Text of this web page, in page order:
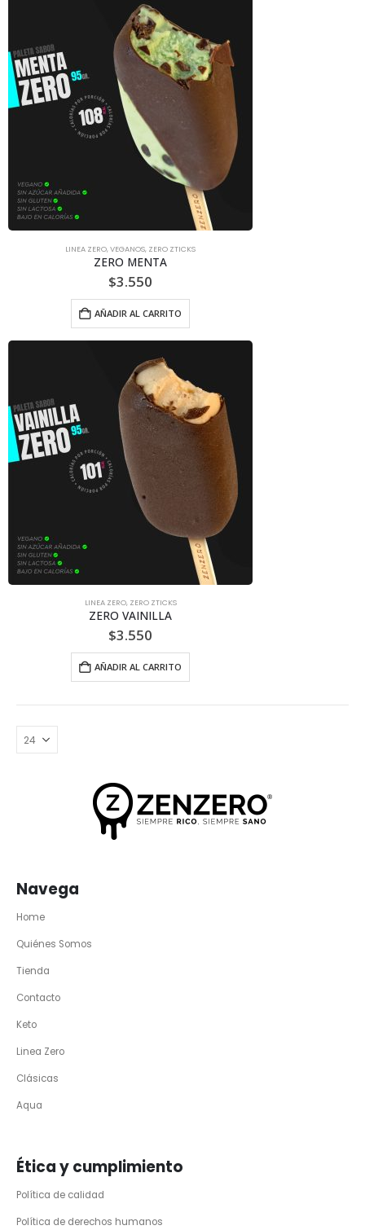
LINEA ZERO,VEGANOS, ZERO ZTICKS
ZERO MENTA
$3.550
AÑADIR AL CARRITO
LINEA ZERO, ZERO ZTICKS
ZERO VAINILLA
$3.550
AÑADIR AL CARRITO
Navega
Home
Quiénes Somos
Tienda
Contacto
Keto
Linea Zero
Clásicas
Aqua
Ética y cumplimiento
Política de calidad
Política de derechos humanos